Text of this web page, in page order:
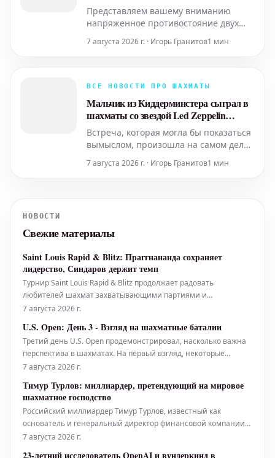
Мира 2026
Представляем вашему вниманию
напряженное противостояние двух
Дубова и Александра Грищука, на
рамках стадии Last Chance Qualifier
каждая партия имеет огромное зна
7 августа 2026 г. · Игорь Гранитов1 мин
ВСЕ НОВОСТИ ПРО ШАХМАТЫ
Мальчик из Киддерминстера сыграл в
шахматы со звездой Led Zeppelin
Робертом Плантом
Встреча, которая могла бы показаться
вымыслом, произошла на самом деле:
Киддерминстера получил уникальную
Zeppelin. Для молодого игрока, увлече
7 августа 2026 г. · Игорь Гранитов1 мин
НОВОСТИ
Свежие материалы
Saint Louis Rapid & Blitz: Праггнананда сохраняет
лидерство, Синдаров держит темп
Турнир Saint Louis Rapid & Blitz продолжает радовать
любителей шахмат захватывающими партиями и
неожиданными поворотами. В настоящее время
гроссмейстер Праггнананда, демонстрируя стабильно
высокий уровень игры. Не менее впечатляющей выгляди
7 августа 2026 г.
U.S. Open: День 3 - Взгляд на шахматные баталии
Третий день U.S. Open продемонстрировал, насколько важна
перспектива в шахматах. На первый взгляд, некоторые
партии могли показаться обычными, но более глубокий
потенциальные ловушки. Игроки продолжали
демонстрировать высокий уровень мастерст
7 августа 2026 г.
Тимур Турлов: миллиардер, претендующий на мировое
шахматное господство
Российский миллиардер Тимур Турлов, известный как
основатель и генеральный директор финансовой компании
Freedom Finance, активно меняет ландшафт мировых шахмат.
7 августа 2026 г.
23-летний исследователь OpenAI и вундеркинд в